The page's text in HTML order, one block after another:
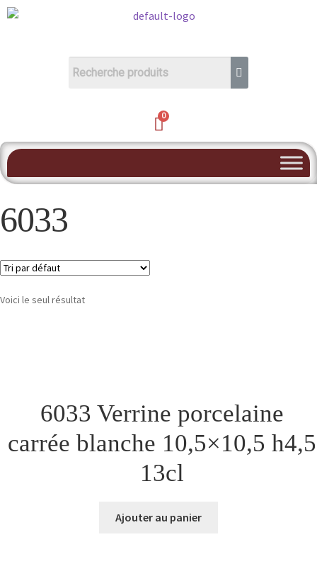
6033
Voici le seul résultat
6033 Verrine porcelaine
carrée blanche 10,5×10,5 h4,5
13cl
Ajouter au panier